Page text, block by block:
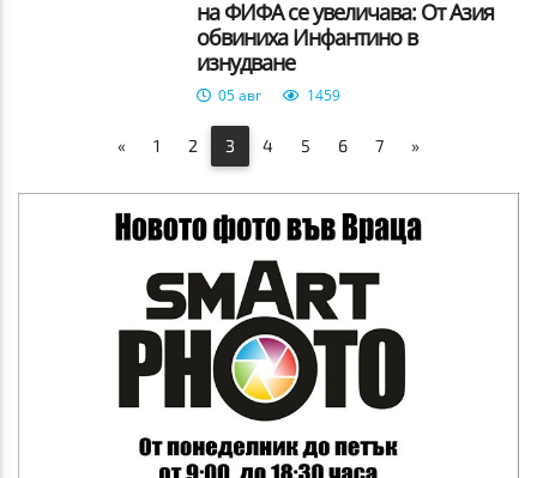
на ФИФА се увеличава: От Азия
обвиниха Инфантино в
изнудване
05 авг 1459
« 1 2 3 4 5 6 7 »